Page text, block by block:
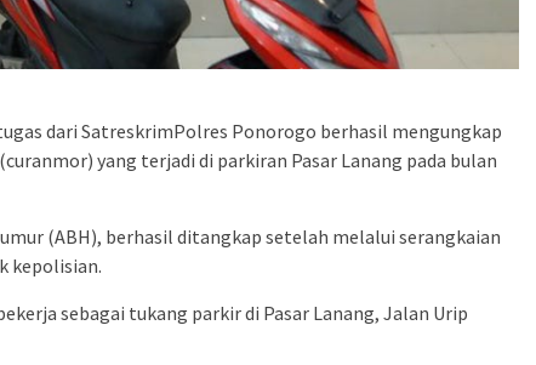
dari SatreskrimPolres Ponorogo berhasil mengungkap
yang terjadi di parkiran Pasar Lanang pada bulan
(ABH), berhasil ditangkap setelah melalui serangkaian
kepolisian.
sebagai tukang parkir di Pasar Lanang, Jalan Urip